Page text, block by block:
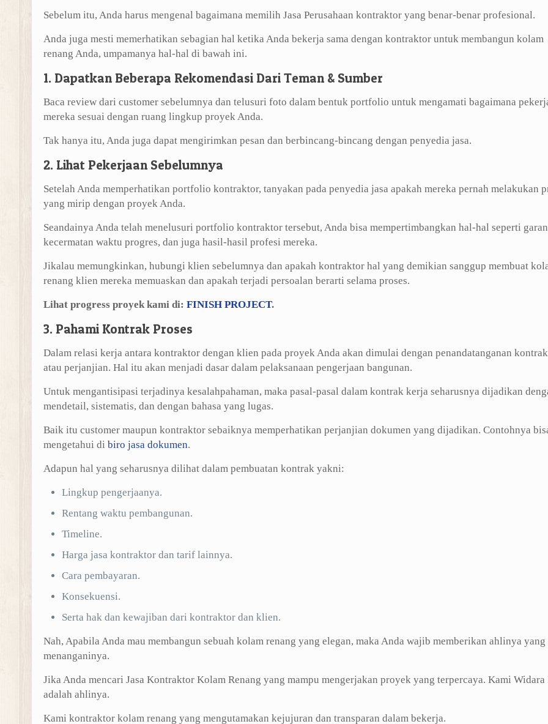
Sebelum itu, Anda harus mengenal bagaimana memilih Jasa Perusahaan kontraktor yang benar-benar profesional.
Anda juga mesti memerhatikan sebagian hal ketika Anda bekerja sama dengan kontraktor untuk membangun kolam
renang Anda, umpamanya hal-hal di bawah ini.
1. Dapatkan Beberapa Rekomendasi Dari Teman & Sumber
Baca review dari customer sebelumnya dan telusuri foto dalam bentuk portfolio untuk mengamati bagaimana
mereka sesuai dengan ruang lingkup proyek Anda.
Tak hanya itu, Anda juga dapat mengirimkan pesan dan berbincang-bincang dengan penyedia jasa.
2. Lihat Pekerjaan Sebelumnya
Setelah Anda memperhatikan portfolio kontraktor, tanyakan pada penyedia jasa apakah mereka pernah melakukan
yang mirip dengan proyek Anda.
Seandainya Anda telah menelusuri portfolio kontraktor tersebut, Anda bisa mempertimbangkan hal-hal seperti
kecermatan waktu progres, dan juga hasil-hasil profesi mereka.
Jikalau memungkinkan, hubungi klien sebelumnya dan apakah kontraktor hal yang demikian sanggup membuat
renang klien mereka memuaskan dan apakah terjadi persoalan berarti selama proses.
Lihat progress proyek kami di: FINISH PROJECT.
3. Pahami Kontrak Proses
Dalam relasi kerja antara kontraktor dengan klien pada proyek Anda akan dimulai dengan penandatanganan
atau perjanjian. Hal itu akan menjadi dasar dalam pelaksanaan pengerjaan bangunan.
Untuk mengantisipasi terjadinya kesalahpahaman, maka pasal-pasal dalam kontrak kerja seharusnya dijadikan
mendetail, sistematis, dan dengan bahasa yang lugas.
Baik itu customer maupun kontraktor sebaiknya memperhatikan perjanjian dokumen yang dijadikan. Contohnya
mengetahui di biro jasa dokumen.
Adapun hal yang seharusnya dilihat dalam pembuatan kontrak yakni:
Lingkup pengerjaanya.
Rentang waktu pembangunan.
Timeline.
Harga jasa kontraktor dan tarif lainnya.
Cara pembayaran.
Konsekuensi.
Serta hak dan kewajiban dari kontraktor dan klien.
Nah, Apabila Anda mau membangun sebuah kolam renang yang elegan, maka Anda wajib memberikan ahlinya yang
menanganinya.
Jika Anda mencari Jasa Kontraktor Kolam Renang yang mampu mengerjakan proyek yang terpercaya. Kami Widara
adalah ahlinya.
Kami kontraktor kolam renang yang mengutamakan kejujuran dan transparan dalam bekerja.